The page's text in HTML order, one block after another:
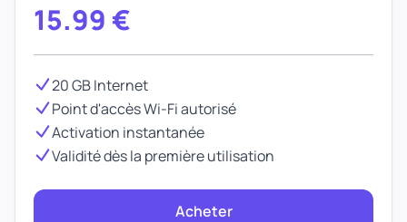
15.99 €
20 GB Internet
Point d'accès Wi-Fi autorisé
Activation instantanée
Validité dès la première utilisation
Acheter